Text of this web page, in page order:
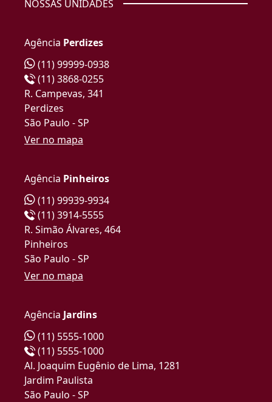
NOSSAS UNIDADES
Agência Perdizes
(11) 99999-0938
(11) 3868-0255
R. Campevas, 341
Perdizes
São Paulo - SP
Ver no mapa
Agência Pinheiros
(11) 99939-9934
(11) 3914-5555
R. Simão Álvares, 464
Pinheiros
São Paulo - SP
Ver no mapa
Agência Jardins
(11) 5555-1000
(11) 5555-1000
Al. Joaquim Eugênio de Lima, 1281
Jardim Paulista
São Paulo - SP